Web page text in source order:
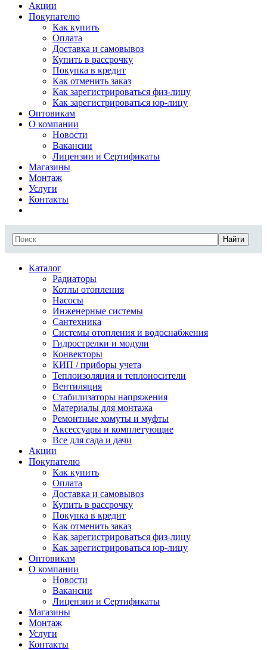
Акции
Покупателю
Как купить
Оплата
Доставка и самовывоз
Купить в рассрочку
Покупка в кредит
Как отменить заказ
Как зарегистрироваться физ-лицу
Как зарегистрироваться юр-лицу
Оптовикам
О компании
Новости
Вакансии
Лицензии и Сертификаты
Магазины
Монтаж
Услуги
Контакты
Найти
Каталог
Радиаторы
Котлы отопления
Насосы
Инженерные системы
Сантехника
Системы отопления и водоснабжения
Гидрострелки и модули
Конвекторы
КИП / приборы учета
Теплоизоляция и теплоносители
Вентиляция
Стабилизаторы напряжения
Материалы для монтажа
Ремонтные хомуты и муфты
Аксессуары и комплетующие
Все для сада и дачи
Акции
Покупателю
Как купить
Оплата
Доставка и самовывоз
Купить в рассрочку
Покупка в кредит
Как отменить заказ
Как зарегистрироваться физ-лицу
Как зарегистрироваться юр-лицу
Оптовикам
О компании
Новости
Вакансии
Лицензии и Сертификаты
Магазины
Монтаж
Услуги
Контакты